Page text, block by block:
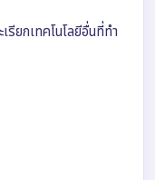
ยกเทคโนโลยีอื่นที่ทำ